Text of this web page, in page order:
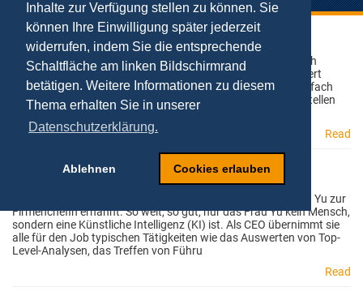
Inhalte zur Verfügung stellen zu können. Sie
können Ihre Einwilligung später jederzeit
widerrufen, indem Sie die entsprechende
Schaltfläche am linken Bildschirmrand
betätigen. Weitere Informationen zu diesem
Thema erhalten Sie in unserer
Datenschutzerklärung.
Ablehnen Cookies erlauben
Artikel zum Artificial Entrepreneurship
14.07.2023
Der Sprung von Schumpeter zu ChatGPT & Co. Oder: Wie sich
Gründen im Zuge der Entwicklung von KI nachhaltig verändert
(hat). ChatGPT hat die Büchse der KI-Pandora geöffnet! Einfach
nur noch einer Maschine die (hoffentlich) richtigen Fragen stellen
und mit den (hoffentlich) richtigen Antworten
Read
Buch zum „Artificial Leadership“ erschienen
Das chinesische Unternehmen NetDragon Websoft hat Tang Yu zur
Firmenchefin ernannt. So weit, so gut, nur das Frau Yu kein Mensch,
sondern eine Künstliche Intelligenz (KI) ist. Als CEO übernimmt sie
alle für den Job typischen Tätigkeiten wie das Auswerten von Top-
Level-Analysen, das Treffen von Führu
Read